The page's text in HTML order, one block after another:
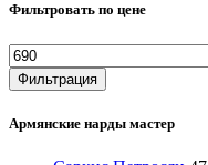
Фильтровать по цене
Минимальная
цена
Фильтрация
Армянские нарды мастер